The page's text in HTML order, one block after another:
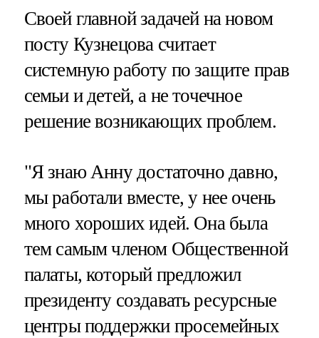
Своей главной задачей на новом
посту Кузнецова считает
системную работу по защите прав
семьи и детей, а не точечное
решение возникающих проблем.
"Я знаю Анну достаточно давно,
мы работали вместе, у нее очень
много хороших идей. Она была
тем самым членом Общественной
палаты, который предложил
президенту создавать ресурсные
центры поддержки просемейных